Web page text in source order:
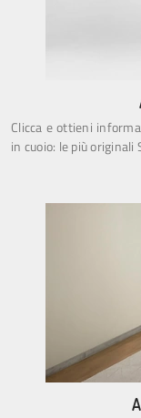
Clicca e ottieni
in cuoio: le più